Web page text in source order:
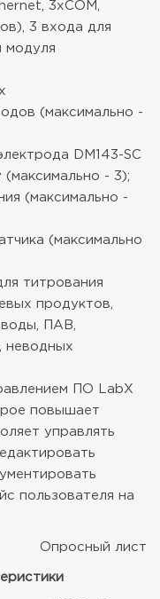
3хCOM,
3 входа для
модуля
(максимально -
DM143-SC
- 3);
(максимально -
(максимально
титрования
продуктов,
воды, ПАВ,
неводных
ПО LabX
повышает
управлять
пользователя на
Опросный лист